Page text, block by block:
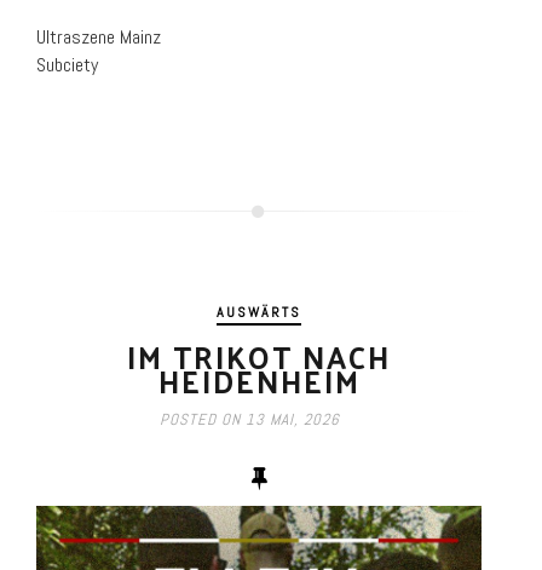
Ultraszene Mainz
Subciety
AUSWÄRTS
IM TRIKOT NACH
HEIDENHEIM
POSTED ON 13 MAI, 2026